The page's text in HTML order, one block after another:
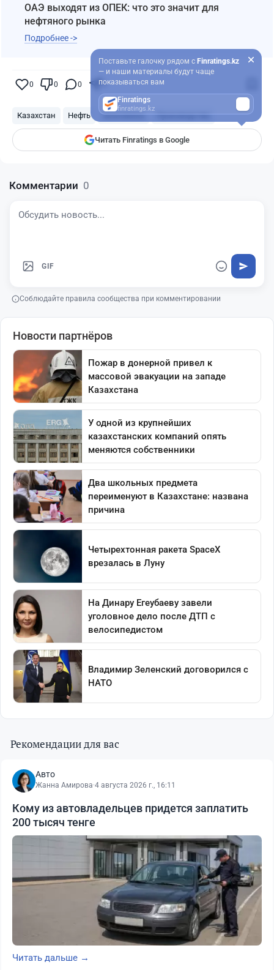
ОАЭ выходят из ОПЕК: что это значит для
нефтяного рынка
Подробнее ->
0 0 0 0
Казахстан Нефть экономика Производство
Читать Finratings в Google
Поставьте галочку рядом с Finratings.kz
— и наши материалы будут чаще
показываться вам
Finratings
finratings.kz
Комментарии 0
GIF
Соблюдайте правила сообщества при комментировании
Рекомендации для вас
Авто
Жанна Амирова·4 августа 2026 г., 16:11
Кому из автовладельцев придется заплатить
200 тысяч тенге
Читать дальше →